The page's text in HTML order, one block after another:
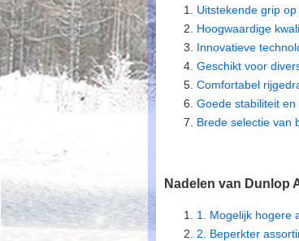
Uitstekende grip
Hoogwaardige
Innovatieve
Geschikt voor
Comfortabel
Goede stabiliteit en
Brede selectie van
Nadelen van Dunlop
1. Mogelijk hogere
2. Beperkter